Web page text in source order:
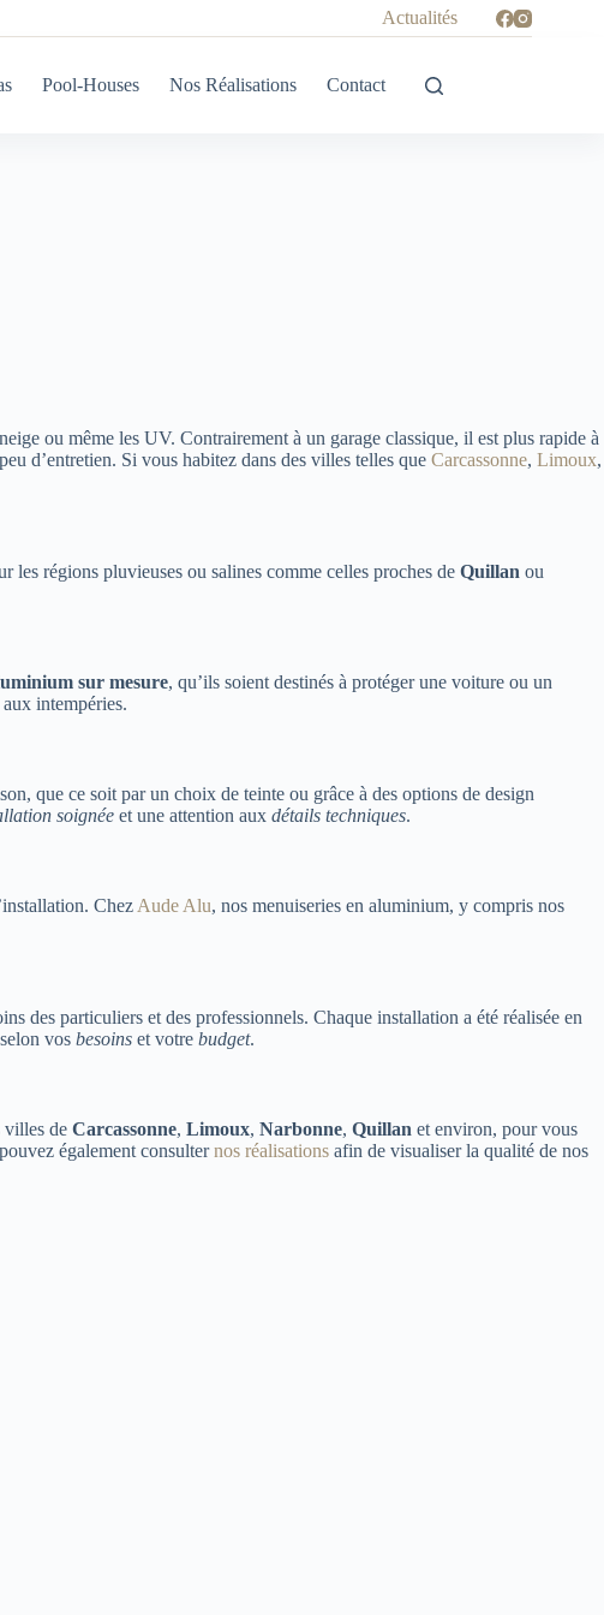
Actualités
Pool-Houses Nos Réalisations Contact
ou même les UV. Contrairement à un garage classique, il est plus rapide à
d’entretien. Si vous habitez dans des villes telles que Carcassonne, Limoux,
régions pluvieuses ou salines comme celles proches de Quillan ou
sur mesure, qu’ils soient destinés à protéger une voiture ou un
intempéries.
que ce soit par un choix de teinte ou grâce à des options de design
soignée et une attention aux détails techniques.
Chez Aude Alu, nos menuiseries en aluminium, y compris nos
des particuliers et des professionnels. Chaque installation a été réalisée en
vos besoins et votre budget.
villes de Carcassonne, Limoux, Narbonne, Quillan et environ, pour vous
également consulternos réalisations afin de visualiser la qualité de nos